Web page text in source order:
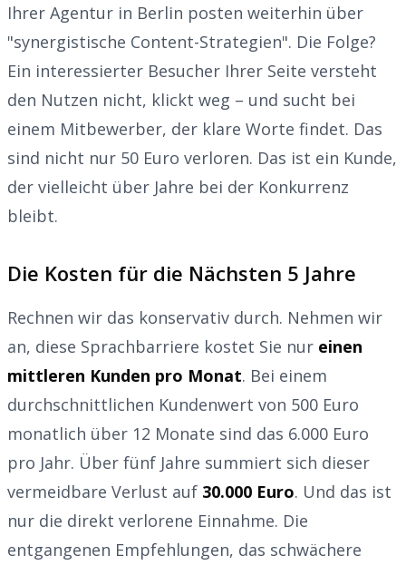
Ihrer Agentur in Berlin posten weiterhin über
"synergistische Content-Strategien". Die Folge?
Ein interessierter Besucher Ihrer Seite versteht
den Nutzen nicht, klickt weg – und sucht bei
einem Mitbewerber, der klare Worte findet. Das
sind nicht nur 50 Euro verloren. Das ist ein Kunde,
der vielleicht über Jahre bei der Konkurrenz
bleibt.
Die Kosten für die Nächsten 5 Jahre
Rechnen wir das konservativ durch. Nehmen wir
an, diese Sprachbarriere kostet Sie nur einen
mittleren Kunden pro Monat. Bei einem
durchschnittlichen Kundenwert von 500 Euro
monatlich über 12 Monate sind das 6.000 Euro
pro Jahr. Über fünf Jahre summiert sich dieser
vermeidbare Verlust auf 30.000 Euro. Und das ist
nur die direkt verlorene Einnahme. Die
entgangenen Empfehlungen, das schwächere